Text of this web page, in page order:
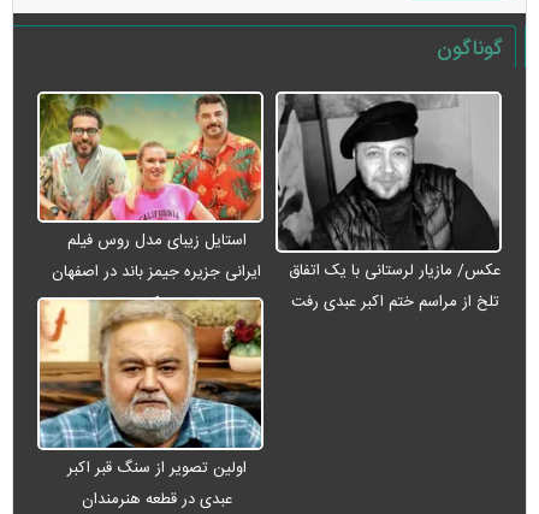
گوناگون
عکس/ مازیار لرستانی با یک اتفاق
تلخ از مراسم ختم اکبر عبدی رفت
استایل زیبای مدل روس فیلم
ایرانی جزیره جیمز باند در اصفهان
+ عکس
اولین تصویر از سنگ قبر اکبر
عبدی در قطعه هنرمندان